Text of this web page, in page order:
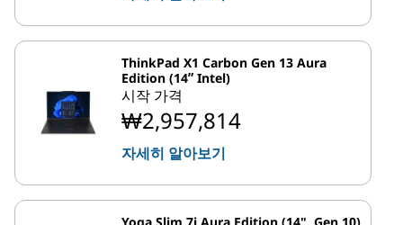
ThinkPad X1 Carbon Gen 13 Aura
Edition (14ʺ Intel)
시작 가격
₩2,957,814
자세히 알아보기
Yoga Slim 7i Aura Edition (14", Gen 10)